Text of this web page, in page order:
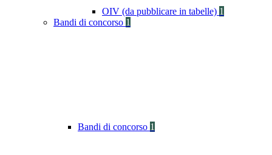
OIV (da pubblicare in tabelle) 1
Bandi di concorso 1
Bandi di concorso 1